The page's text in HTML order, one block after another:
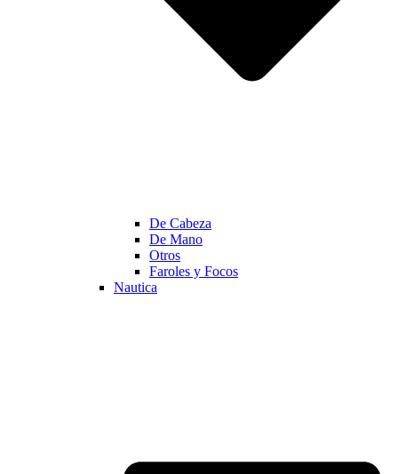
De Cabeza
De Mano
Otros
Faroles y Focos
Nautica